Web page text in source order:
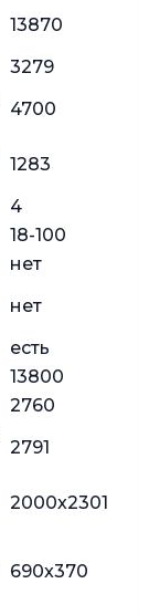
13870
3279
4700
1283
4
18-100
нет
нет
есть
13800
2760
2791
2000x2301
690x370